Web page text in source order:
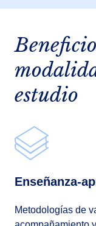
estudio
Enseñanza-
Metodologías de